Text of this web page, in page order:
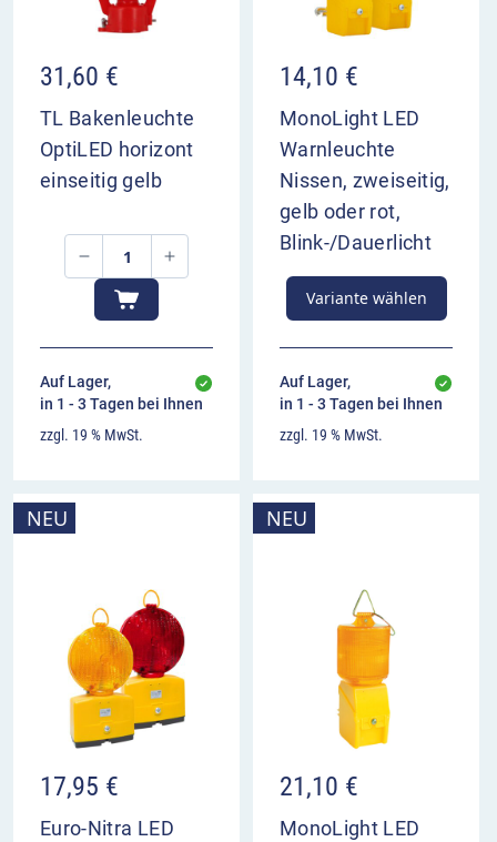
31,60 €
TL Bakenleuchte
OptiLED horizont
einseitig gelb
Auf Lager,
in 1 - 3 Tagen bei Ihnen
zzgl. 19 % MwSt.
14,10 €
MonoLight LED
Warnleuchte
Nissen, zweiseitig,
gelb oder rot,
Blink-/Dauerlicht
Variante wählen
Auf Lager,
in 1 - 3 Tagen bei Ihnen
zzgl. 19 % MwSt.
NEU
17,95 €
Euro-Nitra LED
NEU
21,10 €
MonoLight LED